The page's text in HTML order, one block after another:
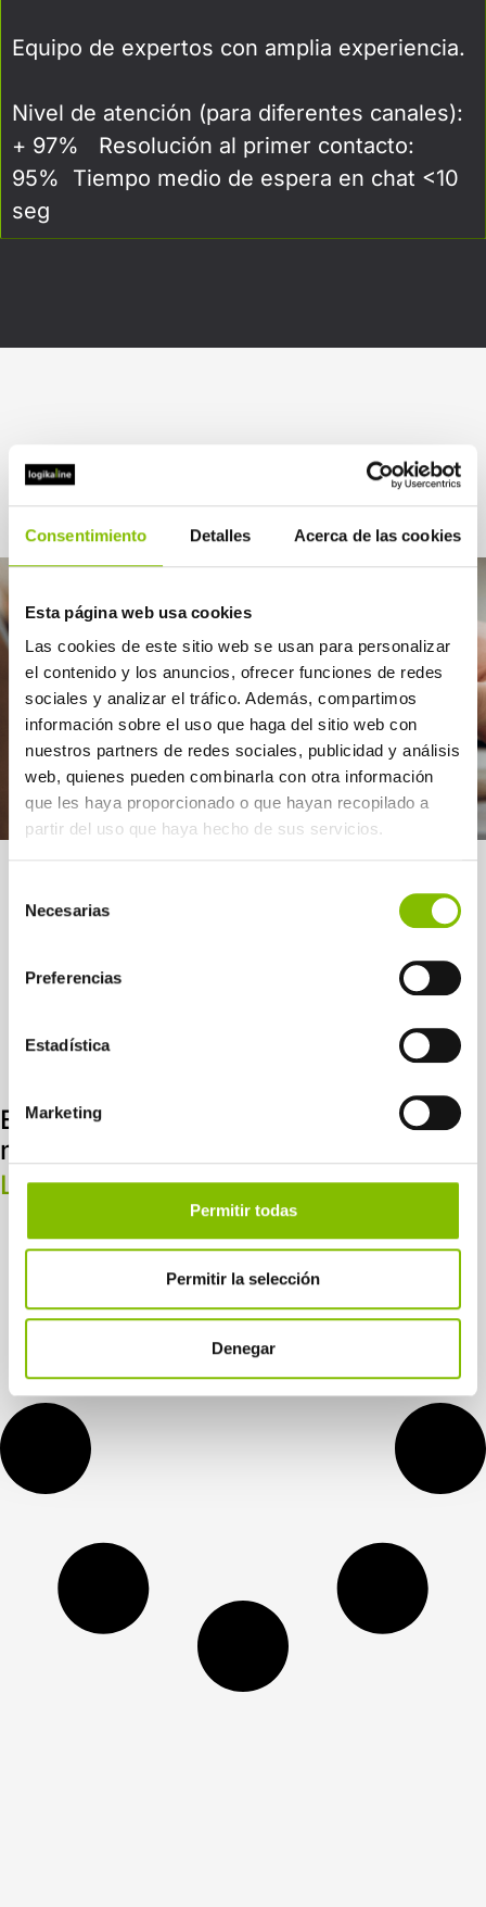
Consentimiento Detalles Acerca de las cookies
Esta página web usa cookies
Las cookies de este sitio web se usan para personalizar
el contenido y los anuncios, ofrecer funciones de redes
sociales y analizar el tráfico. Además, compartimos
información sobre el uso que haga del sitio web con
nuestros partners de redes sociales, publicidad y análisis
web, quienes pueden combinarla con otra información
que les haya proporcionado o que hayan recopilado a
partir del uso que haya hecho de sus servicios.
Necesarias
Preferencias
Estadística
Marketing
Permitir todas
Permitir la selección
Denegar
Equipo de expertos con amplia experiencia.
Nivel de atención (para diferentes canales):
+ 97% Resolución al primer contacto:
95% Tiempo medio de espera en chat <10
seg
Casos prácticos
Experiencia de usuario digital para una
marca de inversiones online
Leer más